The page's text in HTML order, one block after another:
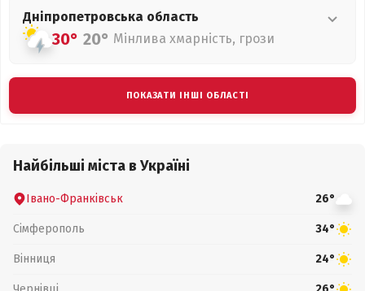
Дніпропетровська область
30° 20° Мінлива хмарність, грози
ПОКАЗАТИ ІНШІ ОБЛАСТІ
Найбільші міста в Україні
Івано-Франківськ 26°
Сімферополь 34°
Вінниця 24°